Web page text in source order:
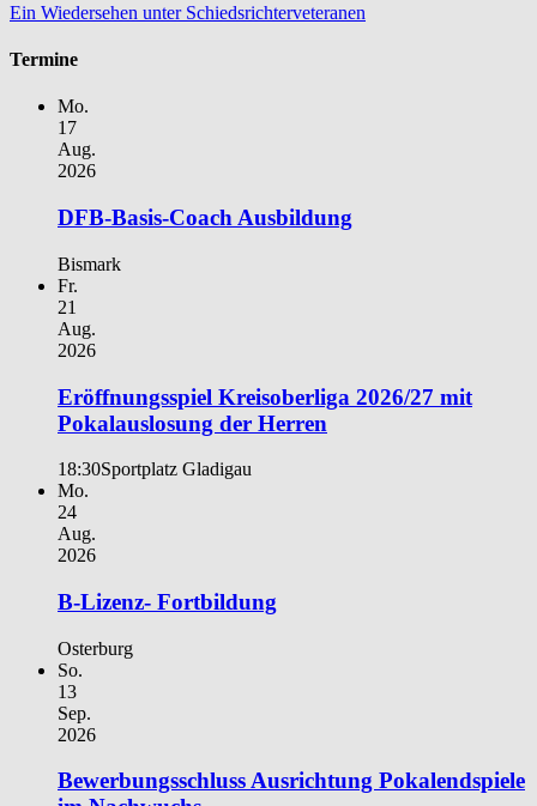
Ein Wiedersehen unter Schiedsrichterveteranen
Termine
Mo.
17
Aug.
2026
DFB-Basis-Coach Ausbildung
Bismark
Fr.
21
Aug.
2026
Eröffnungsspiel Kreisoberliga 2026/27 mit
Pokalauslosung der Herren
18:30Sportplatz Gladigau
Mo.
24
Aug.
2026
B-Lizenz- Fortbildung
Osterburg
So.
13
Sep.
2026
Bewerbungsschluss Ausrichtung Pokalendspiele